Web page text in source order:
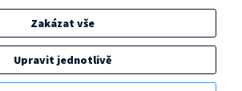
všechna práva vyhrazena.
obchodvytvořilo studioBlueGhost.
je zde prováděna v BĚŽNÉM REŽIMU. Podle zákona o
vystavit kupujícímu účtenku. Zároveň je povinen
daně online, v případě technického výpadku pak
Zakázat vše
Upravit jednotlivě